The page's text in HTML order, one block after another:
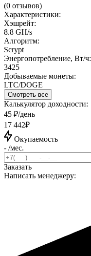
(0 отзывов)
Характеристики:
Хэшрейт:
8.8 GH/s
Алгоритм:
Scrypt
Энергопотребление, Вт/ч:
3425
Добываемые монеты:
LTC/DOGE
Смотреть все
Калькулятор доходности:
45 ₽/день
17 442₽
Окупаемость
- /мес.
Заказать
Написать менеджеру: